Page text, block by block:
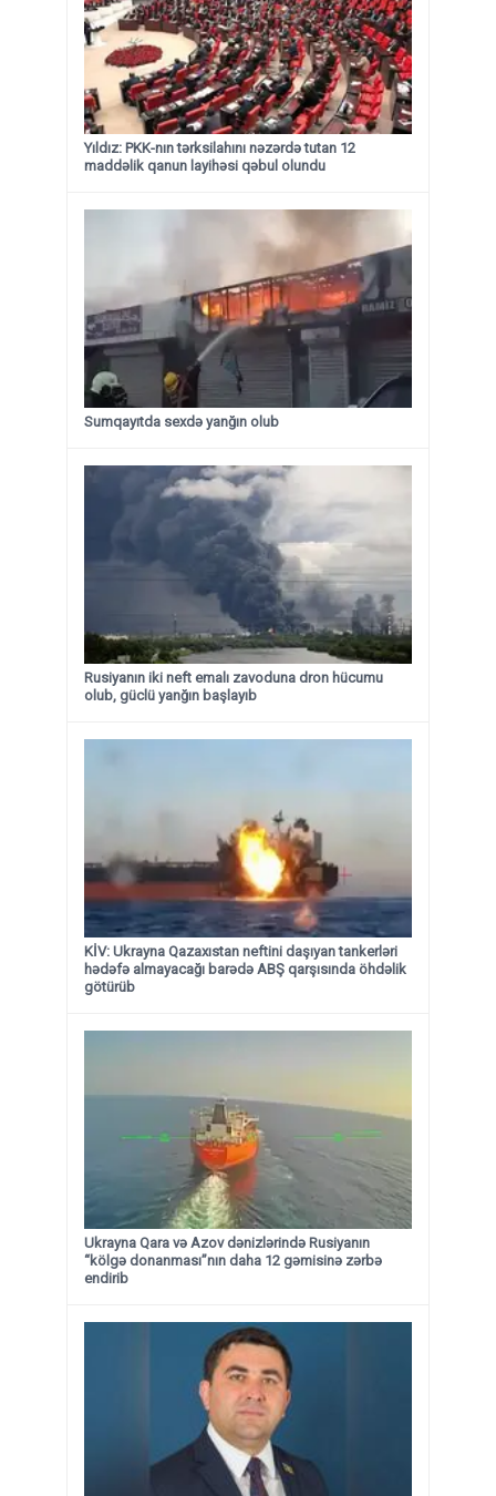
Yıldız: PKK-nın tərksilahını nəzərdə tutan 12
maddəlik qanun layihəsi qəbul olundu ​​​​​​​
Sumqayıtda sexdə yanğın olub
Rusiyanın iki neft emalı zavoduna dron hücumu
olub, güclü yanğın başlayıb
KİV: Ukrayna Qazaxıstan neftini daşıyan tankerləri
hədəfə almayacağı barədə ABŞ qarşısında öhdəlik
götürüb
Ukrayna Qara və Azov dənizlərində Rusiyanın
“kölgə donanması”nın daha 12 gəmisinə zərbə
endirib